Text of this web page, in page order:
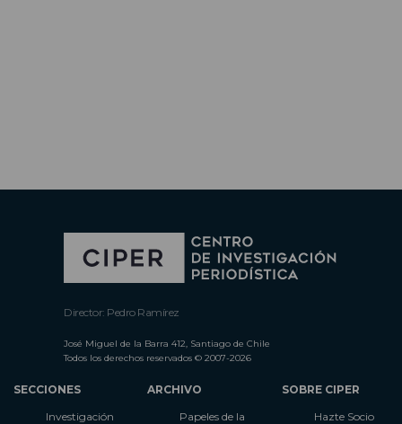
Director: Pedro Ramírez
José Miguel de la Barra 412, Santiago de Chile
Todos los derechos reservados © 2007-2026
SECCIONES
Investigación
ARCHIVO
Papeles de la
SOBRE CIPER
Hazte Socio